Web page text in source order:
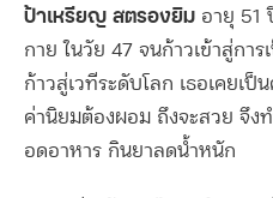
ป้าเหรียญ สตรองยิม อายุ 51
กาย ในวัย 47 จนก้าวเข้าสู่กา
ก้าวสู่เวทีระดับโลก เธอเคยเ
ค่านิยมต้องผอม ถึงจะสวย จึง
อดอาหาร กินยาลดน้ำหนัก